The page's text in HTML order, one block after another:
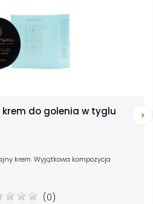
do golenia w tyglu
krem. Wyjątkowa kompozycja
(0)